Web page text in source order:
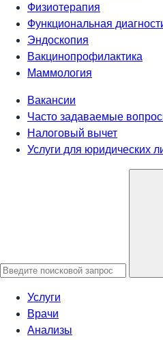
Физиотерапия
Функциональная
Эндоскопия
Вакцинопрофилактика
Маммология
Вакансии
Часто задаваемые
Налоговый вычет
Услуги для юридических
Услуги
Врачи
Анализы